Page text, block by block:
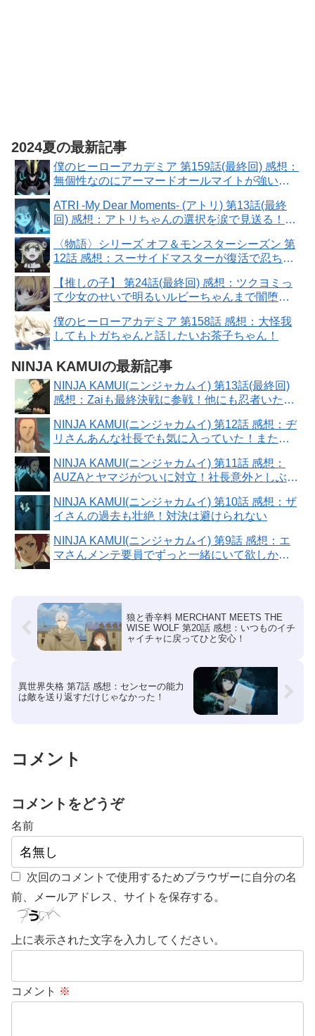
2024夏の最新記事
僕のヒーローアカデミア 第159話(最終回) 感想：
無個性なのにアーマードオールマイトが強い！
ATRI -My Dear Moments- (アトリ) 第13話(最終
回) 感想：アトリちゃんの選択を涙で見送る！最
〈物語〉シリーズ オフ＆モンスターシーズン 第
12話 感想：スーサイドマスターが復活で忍ちゃ
【推しの子】 第24話(最終回) 感想：ツクヨミっ
て少女のせいで明るいルビーちゃんまで闇堕
僕のヒーローアカデミア 第158話 感想：大怪我
してもトガちゃんと話したいお茶子ちゃん！
NINJA KAMUIの最新記事
NINJA KAMUI(ニンジャカムイ) 第13話(最終回)
感想：Zaiも最終決戦に参戦！他にも忍者いたと
NINJA KAMUI(ニンジャカムイ) 第12話 感想：ヂ
リさんあんな社長でも気に入っていた！またお
NINJA KAMUI(ニンジャカムイ) 第11話 感想：
AUZAとヤマジがついに対立！社長意外としぶと
NINJA KAMUI(ニンジャカムイ) 第10話 感想：ザ
イさんの過去も壮絶！対決は避けられない
NINJA KAMUI(ニンジャカムイ) 第9話 感想：エ
マさんメンテ要員でずっと一緒にいて欲しかっ
狼と香辛料 MERCHANT MEETS THE
WISE WOLF 第20話 感想：いつものイチ
ャイチャに戻ってひと安心！
異世界失格 第7話 感想：センセーの能力
は敵を送り返すだけじゃなかった！
コメント
コメントをどうぞ
名前
次回のコメントで使用するためブラウザーに自分の名
前、メールアドレス、サイトを保存する。
上に表示された文字を入力してください。
コメント ※